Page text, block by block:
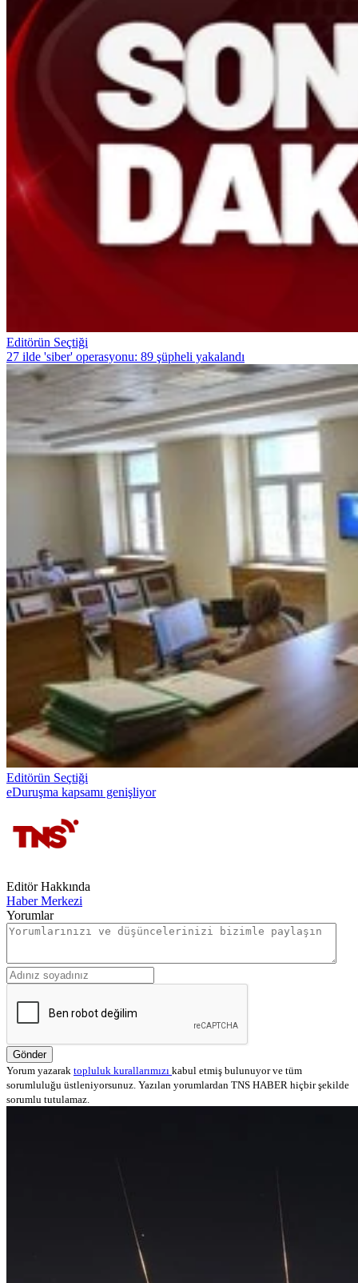
Editörün Seçtiği
27 ilde 'siber' operasyonu: 89 şüpheli yakalandı
Editörün Seçtiği
eDuruşma kapsamı genişliyor
Editör Hakkında
Haber Merkezi
Yorumlar
Gönder
Yorum yazarak topluluk kurallarımızı kabul etmiş bulunuyor ve tüm
sorumluluğu üstleniyorsunuz. Yazılan yorumlardan TNS HABER hiçbir şekilde
sorumlu tutulamaz.